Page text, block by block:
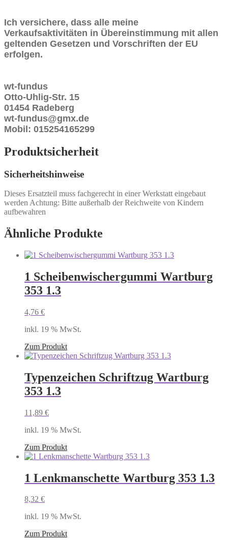
Ich versichere, dass alle meine
Verkaufsaktivitäten in Übereinstimmung mit allen
geltenden Gesetzen und Vorschriften der EU
erfolgen.
wt-fundus
Otto-Uhlig-Str. 15
01454 Radeberg
wt-fundus@gmx.de
Mobil: 015254165299
Produktsicherheit
Sicherheitshinweise
Dieses Ersatzteil muss fachgerecht in einer Werkstatt eingebaut
werden Achtung: Bitte außerhalb der Reichweite von Kindern
aufbewahren
Ähnliche Produkte
1 Scheibenwischergummi Wartburg
353 1.3
4,76 €
inkl. 19 % MwSt.
Zum Produkt
Typenzeichen Schriftzug Wartburg
353 1.3
11,89 €
inkl. 19 % MwSt.
Zum Produkt
1 Lenkmanschette Wartburg 353 1.3
8,32 €
inkl. 19 % MwSt.
Zum Produkt